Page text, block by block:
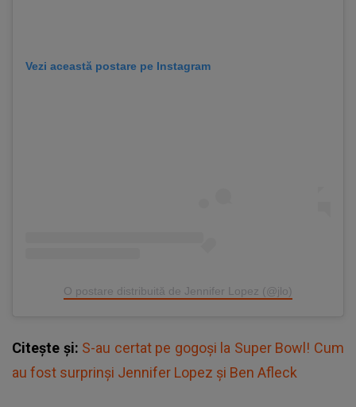
Vezi această postare pe Instagram
O postare distribuită de Jennifer Lopez (@jlo)
Citește și: S-au certat pe gogoși la Super Bowl! Cum
au fost surprinși Jennifer Lopez și Ben Afleck